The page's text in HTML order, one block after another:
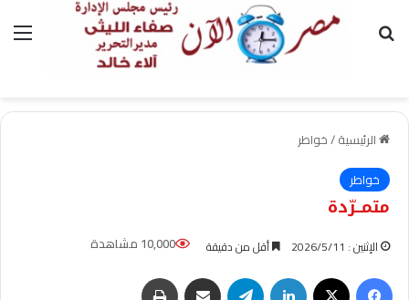
بحث عن
الرئيسية/خواطر
خواطر
متمــرّدة
الإثنين : 2026/5/11 أقل من دقيقة
10,000 مشاهدة
فيسبوك
لينكدإن تيلقرام مشاركة عبر البريد